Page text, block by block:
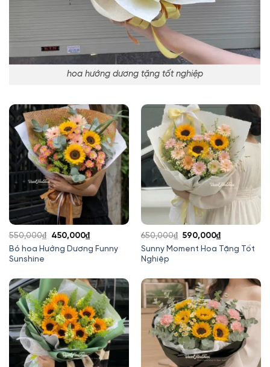
hoa hướng dương tặng tốt nghiệp
Bó hoa Hướng Dương Funny
Sunshine
550,000₫
Giá
gốc
450,000₫Giá
hiện
450,000₫.
Sunny Moment Hoa Tặng Tốt
Nghiệp
650,000₫ Giá
gốc
590,000₫Giá
hiện
590,000₫.